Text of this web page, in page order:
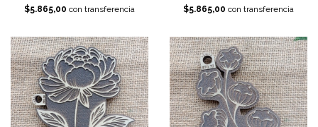
$5.865,00 con transferencia $5.865,00 con transferencia